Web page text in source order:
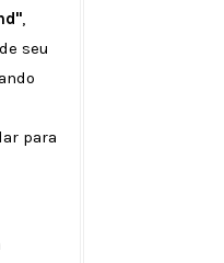
,
seu
para